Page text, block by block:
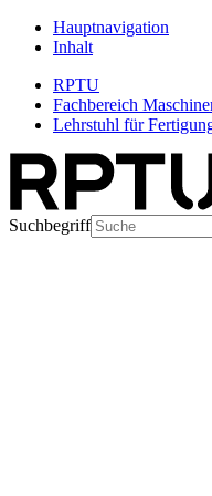
Hauptnavigation
Inhalt
RPTU
Fachbereich
Lehrstuhl für
Suchbegriff